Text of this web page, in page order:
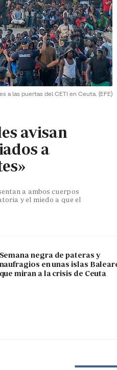
a las puertas del CETI en Ceuta. (EFE)
avisan
a
a ambos cuerpos
y el miedo a que el
Semana negra de pateras y
naufragios en unas islas
que miran a la crisis de Ceuta